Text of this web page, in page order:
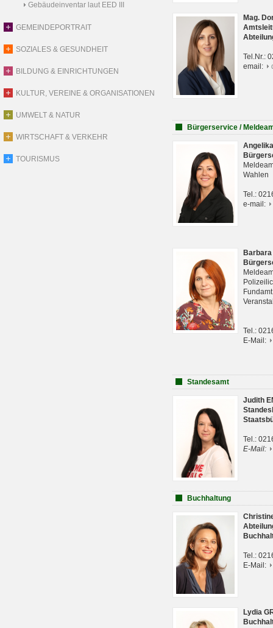
Gebäudeinventar laut EED III
GEMEINDEPORTRAIT
SOZIALES & GESUNDHEIT
BILDUNG & EINRICHTUNGEN
KULTUR, VEREINE & ORGANISATIONEN
UMWELT & NATUR
WIRTSCHAFT & VERKEHR
TOURISMUS
Mag.
Tel.Nr.:
email:
Bürgerservice /
Wahlen
Tel.:
e-mail:
Tel.:
E-Mail:
Standesamt
Judith
Tel.:
E-Mail:
Buchhaltung
Tel.:
E-Mail:
Lydia